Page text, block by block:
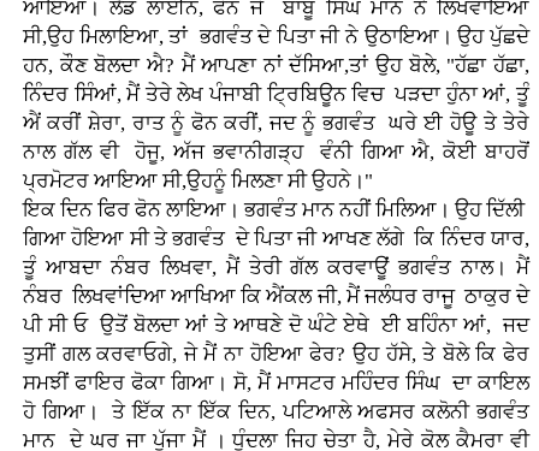
ਆਇਆ। ਲੈਂਡ ਲਾਈਨ, ਫੋਨ ਜੋ ਬਾਬੂ ਸਿੰਘ ਮਾਨ ਨੇ ਲਿਖਵਾਇਆ
ਸੀ,ਉਹ ਮਿਲਾਇਆ, ਤਾਂ ਭਗਵੰਤ ਦੇ ਪਿਤਾ ਜੀ ਨੇ ਉਠਾਇਆ। ਉਹ ਪੁੱਛਦੇ
ਹਨ, ਕੌਣ ਬੋਲਦਾ ਐ? ਮੈਂ ਆਪਣਾ ਨਾਂ ਦੱਸਿਆ,ਤਾਂ ਉਹ ਬੋਲੇ, "ਹੱਛਾ ਹੱਛਾ,
ਨਿੰਦਰ ਸਿੰਆਂ, ਮੈਂ ਤੇਰੇ ਲੇਖ ਪੰਜਾਬੀ ਟ੍ਰਿਬਿਊਨ ਵਿਚ ਪੜਦਾ ਹੁੰਨਾ ਆਂ, ਤੂੰ
ਐਂ ਕਰੀਂ ਸ਼ੇਰਾ, ਰਾਤ ਨੂੰ ਫੋਨ ਕਰੀਂ, ਜਦ ਨੂੰ ਭਗਵੰਤ ਘਰੇ ਈ ਹੋਊ ਤੇ ਤੇਰੇ
ਨਾਲ ਗੱਲ ਵੀ ਹੋਜੂ, ਅੱਜ ਭਵਾਨੀਗੜ੍ਹ ਵੰਨੀ ਗਿਆ ਐ, ਕੋਈ ਬਾਹਰੋਂ
ਪ੍ਰਮੋਟਰ ਆਇਆ ਸੀ,ਉਹਨੂੰ ਮਿਲਣਾ ਸੀ ਉਹਨੇ।"
ਇਕ ਦਿਨ ਫਿਰ ਫੋਨ ਲਾਇਆ। ਭਗਵੰਤ ਮਾਨ ਨਹੀਂ ਮਿਲਿਆ। ਉਹ ਦਿੱਲੀ
ਗਿਆ ਹੋਇਆ ਸੀ ਤੇ ਭਗਵੰਤ ਦੇ ਪਿਤਾ ਜੀ ਆਖਣ ਲੱਗੇ ਕਿ ਨਿੰਦਰ ਯਾਰ,
ਤੂੰ ਆਬਦਾ ਨੰਬਰ ਲਿਖਵਾ, ਮੈਂ ਤੇਰੀ ਗੱਲ ਕਰਵਾਊਂ ਭਗਵੰਤ ਨਾਲ। ਮੈਂ
ਨੰਬਰ ਲਿਖਵਾਂਦਿਆ ਆਖਿਆ ਕਿ ਐਂਕਲ ਜੀ, ਮੈਂ ਜਲੰਧਰ ਰਾਜੂ ਠਾਕੁਰ ਦੇ
ਪੀ ਸੀ ਓ ਉਤੋਂ ਬੋਲਦਾ ਆਂ ਤੇ ਆਥਣੇ ਦੋ ਘੰਟੇ ਏਥੇ ਈ ਬਹਿੰਨਾ ਆਂ, ਜਦ
ਤੁਸੀਂ ਗਲ ਕਰਵਾਓਗੇ, ਜੇ ਮੈਂ ਨਾ ਹੋਇਆ ਫੇਰ? ਉਹ ਹੱਸੇ, ਤੇ ਬੋਲੇ ਕਿ ਫੇਰ
ਸਮਝੀਂ ਫਾਇਰ ਫੋਕਾ ਗਿਆ। ਸੋ, ਮੈਂ ਮਾਸਟਰ ਮਹਿੰਦਰ ਸਿੰਘ ਦਾ ਕਾਇਲ
ਹੋ ਗਿਆ। ਤੇ ਇੱਕ ਨਾ ਇੱਕ ਦਿਨ, ਪਟਿਆਲੇ ਅਫਸਰ ਕਲੋਨੀ ਭਗਵੰਤ
ਮਾਨ ਦੇ ਘਰ ਜਾ ਪੁੱਜਾ ਮੈਂ । ਧੁੰਦਲਾ ਜਿਹ ਚੇਤਾ ਹੈ, ਮੇਰੇ ਕੋਲ ਕੈਮਰਾ ਵੀ